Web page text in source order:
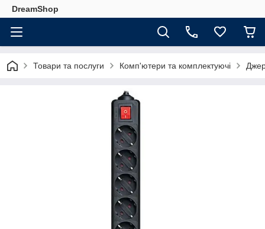
DreamShop
Товари та послуги Комп'ютери та комплектуючі